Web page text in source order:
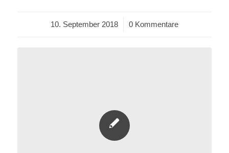
10. September 2018
/ 0 Kommentare